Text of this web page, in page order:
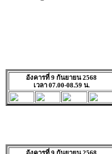
อังคารที่ 9 กันยายน 2568
เวลา 07.00-08.59 น.